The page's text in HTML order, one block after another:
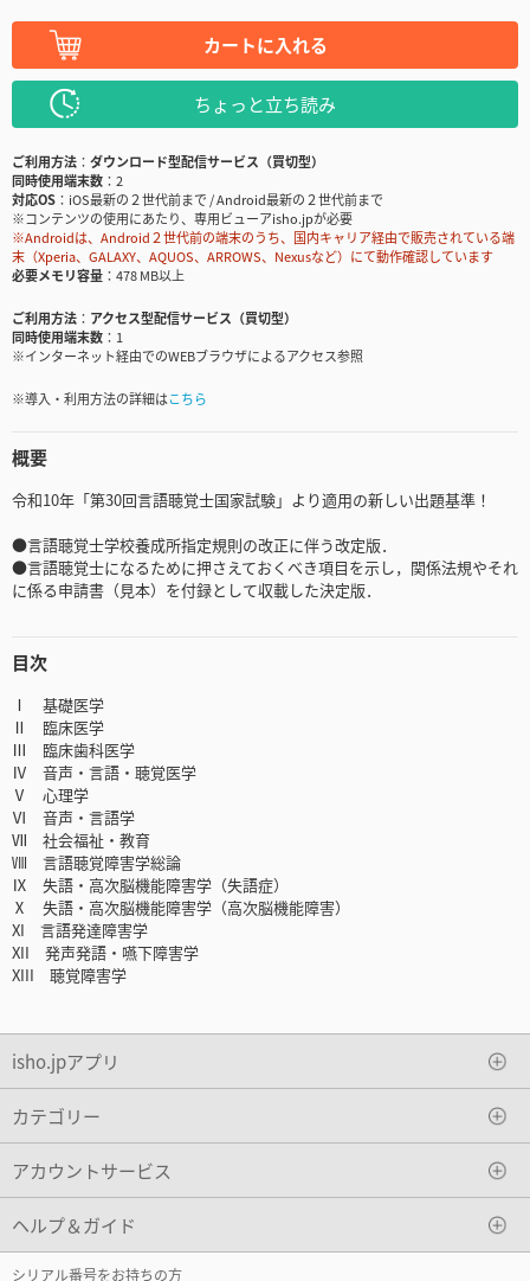
カートに入れる
ちょっと立ち読み
ご利用方法
ダウンロード型配信サービス（買切型）
同時使用端末数
2
対応OS
iOS最新の２世代前まで / Android最新の２世代前まで
※コンテンツの使用にあたり、専用ビューアisho.jpが必要
※Androidは、Android２世代前の端末のうち、国内キャリア経由で販売されている端
末（Xperia、GALAXY、AQUOS、ARROWS、Nexusなど）にて動作確認しています
必要メモリ容量
478 MB以上
ご利用方法
アクセス型配信サービス（買切型）
同時使用端末数
1
※インターネット経由でのWEBブラウザによるアクセス参照
※導入・利用方法の詳細はこちら
概要
令和10年「第30回言語聴覚士国家試験」より適用の新しい出題基準！
●言語聴覚士学校養成所指定規則の改正に伴う改定版．
●言語聴覚士になるために押さえておくべき項目を示し，関係法規やそれ
に係る申請書（見本）を付録として収載した決定版．
目次
Ⅰ 基礎医学
Ⅱ 臨床医学
Ⅲ 臨床歯科医学
Ⅳ 音声・言語・聴覚医学
Ⅴ 心理学
Ⅵ 音声・言語学
Ⅶ 社会福祉・教育
Ⅷ 言語聴覚障害学総論
Ⅸ 失語・高次脳機能障害学（失語症）
Ⅹ 失語・高次脳機能障害学（高次脳機能障害）
XI 言語発達障害学
XII 発声発語・嚥下障害学
XIII 聴覚障害学
isho.jpアプリ
カテゴリー
アカウントサービス
ヘルプ＆ガイド
シリアル番号をお持ちの方